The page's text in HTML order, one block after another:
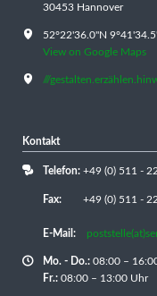
30453 Hannover
52°22'36.0"N
View on Google Maps
///
Kontakt
Telefon:+49 (0) 511 -
Fax:+49 (0) 511 - 22
E-Mail:
Mo. - Do.:08:00 –
Fr.:08:00 – 13:00 Uhr